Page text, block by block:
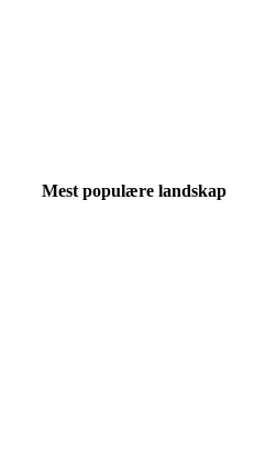
Mest populære landskap